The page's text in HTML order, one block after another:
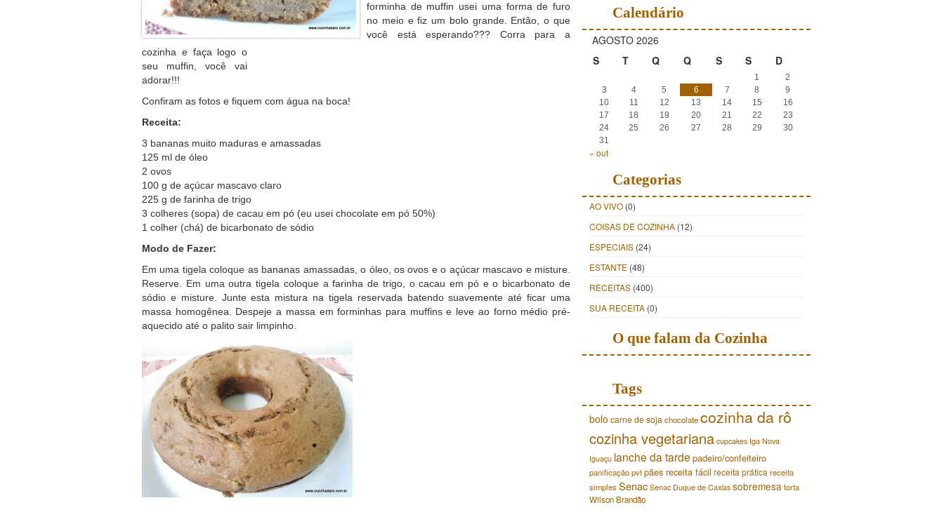
forminha de muffin usei uma forma de furo
no meio e fiz um bolo grande. Então, o que
você está esperando??? Corra para a
cozinha e faça logo o
seu muffin, você vai
adorar!!!
Confiram as fotos e fiquem com água na boca!
Receita:
3 bananas muito maduras e amassadas
125 ml de óleo
2 ovos
100 g de açúcar mascavo claro
225 g de farinha de trigo
3 colheres (sopa) de cacau em pó (eu usei chocolate em pó 50%)
1 colher (chá) de bicarbonato de sódio
Modo de Fazer:
Em uma tigela coloque as bananas amassadas, o óleo, os ovos e o açúcar mascavo e misture.
Reserve. Em uma outra tigela coloque a farinha de trigo, o cacau em pó e o bicarbonato de
sódio e misture. Junte esta mistura na tigela reservada batendo suavemente até ficar uma
massa homogênea. Despeje a massa em forminhas para muffins e leve ao forno médio pré-
aquecido até o palito sair limpinho.
Calendário
AGOSTO 2026
S
T Q Q S S D
1
2
3
4 5 6 7 8
9
10
11 12 13 14 15
16
17
18 19 20 21 22
23
24
25 26 27 28 29
30
31
« out
Categorias
AO VIVO (0)
COISAS DE COZINHA (12)
ESPECIAIS (24)
ESTANTE (48)
RECEITAS (400)
SUA RECEITA (0)
O que falam da Cozinha
Tags
bolo carne de soja chocolatecozinha da rô
cozinha vegetariana cupcakes Iga Nova
Iguaçu lanche da tarde padeiro/confeiteiro
panificaçãopvtpães receita fácil receita prática receita
simplesSenac Senac Duque de Caxias sobremesatorta
Wilson Brandão